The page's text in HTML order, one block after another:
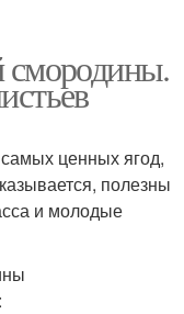
смородины.
ценных ягод,
полезны
и молодые